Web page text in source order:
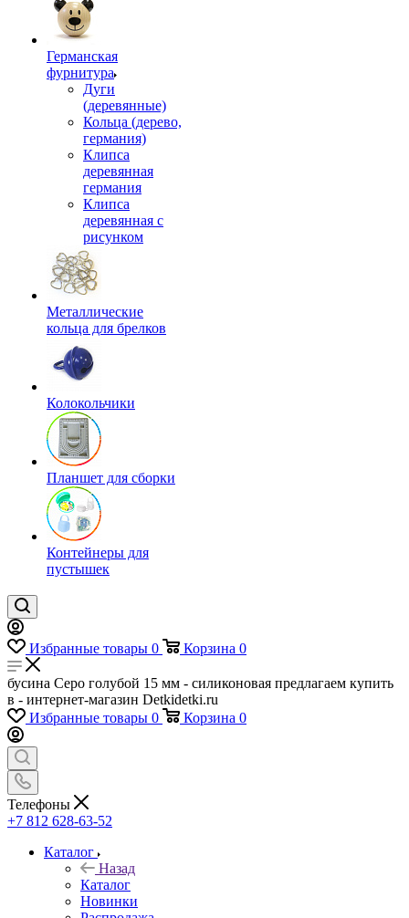
Германская
фурнитура
Дуги
(деревянные)
Кольца (дерево,
германия)
Клипса
деревянная
германия
Клипса
деревянная с
рисунком
Металлические
кольца для брелков
Колокольчики
Планшет для сборки
Контейнеры для
пустышек
Избранные товары 0 Корзина 0
бусина Серо голубой 15 мм - силиконовая предлагаем купить
в - интернет-магазин Detkidetki.ru
Избранные товары 0 Корзина 0
Телефоны
+7 812 628-63-52
Каталог
Назад
Каталог
Новинки